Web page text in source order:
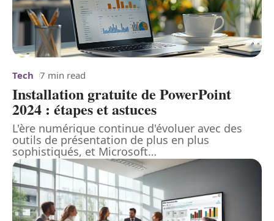
Tech 7 min read
Installation gratuite de PowerPoint
2024 : étapes et astuces
L'ère numérique continue d'évoluer avec des
outils de présentation de plus en plus
sophistiqués, et Microsoft…